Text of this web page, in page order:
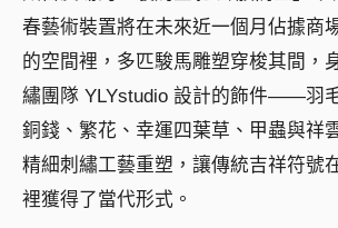
春藝術裝置將在未來近一個月佔據商
的空間裡，多匹駿馬雕塑穿梭其間，
繡團隊 YLYstudio 設計的飾件——羽
銅錢、繁花、幸運四葉草、甲蟲與祥
精細刺繡工藝重塑，讓傳統吉祥符號
裡獲得了當代形式。